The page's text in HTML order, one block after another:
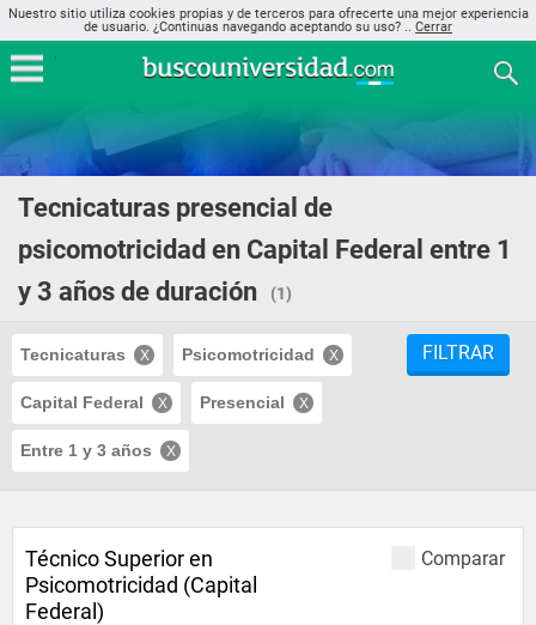
Nuestro sitio utiliza cookies propias y de terceros para ofrecerte una mejor experiencia
de usuario. ¿Continuas navegando aceptando su uso? .. Cerrar
Tecnicaturas presencial de
psicomotricidad en Capital Federal entre 1
y 3 años de duración
(1)
Tecnicaturas Psicomotricidad
Capital Federal Presencial
Entre 1 y 3 años
FILTRAR
Comparar
Técnico Superior en
Psicomotricidad (Capital
Federal)